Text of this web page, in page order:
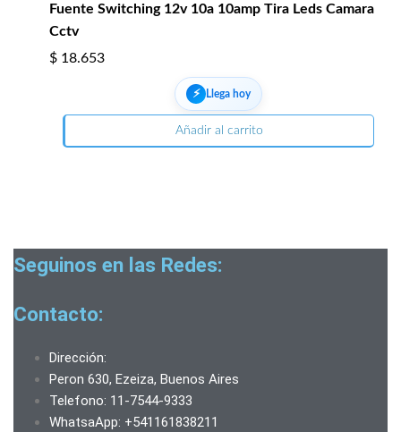
Fuente Switching 12v 10a 10amp Tira Leds Camara
Cctv
$ 18.653
⚡︎ Llega hoy
Añadir al carrito
Seguinos en las Redes:
Contacto:
Dirección:
Peron 630, Ezeiza, Buenos Aires
Telefono: 11-7544-9333
WhatsaApp: +541161838211